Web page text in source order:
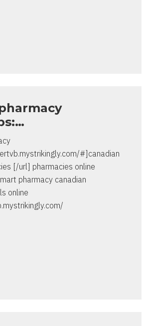
#]canadian
[/url] pharmacies online
pharmacy canadian
online